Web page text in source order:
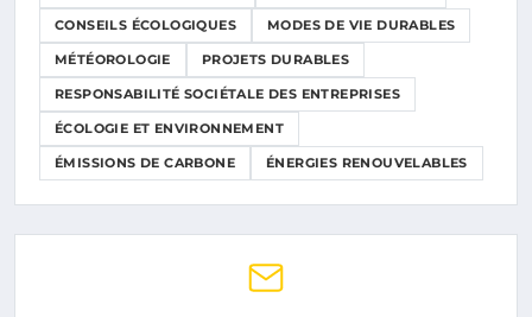
CONSEILS ÉCOLOGIQUES MODES DE VIE DURABLES
MÉTÉOROLOGIE PROJETS DURABLES
RESPONSABILITÉ SOCIÉTALE DES ENTREPRISES
ÉCOLOGIE ET ENVIRONNEMENT
ÉMISSIONS DE CARBONE ÉNERGIES RENOUVELABLES